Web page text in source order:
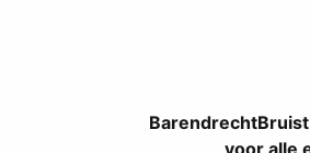
voor alle